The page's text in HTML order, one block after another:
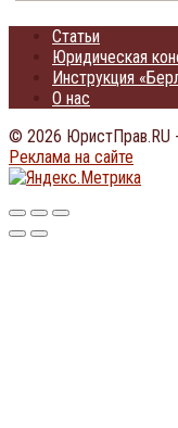
Статьи
Юридическая
Инструкция
О нас
© 2026 ЮристПрав.RU -
Реклама на сайте